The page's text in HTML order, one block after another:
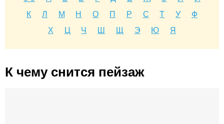
К
Л М Н О П Р С Т У
Ф
Х
Ц Ч Ш Щ Э Ю Я
К чему снится пейзаж